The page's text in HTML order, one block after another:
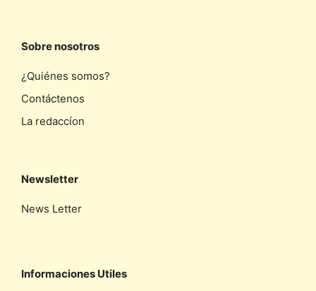
Sobre nosotros
¿Quiénes somos?
Contáctenos
La redaccíon
Newsletter
News Letter
Informaciones Utiles